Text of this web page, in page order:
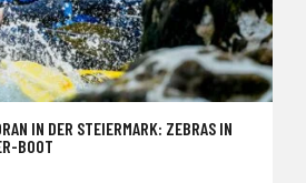
IN DER STEIERMARK: ZEBRAS IN
BOOT